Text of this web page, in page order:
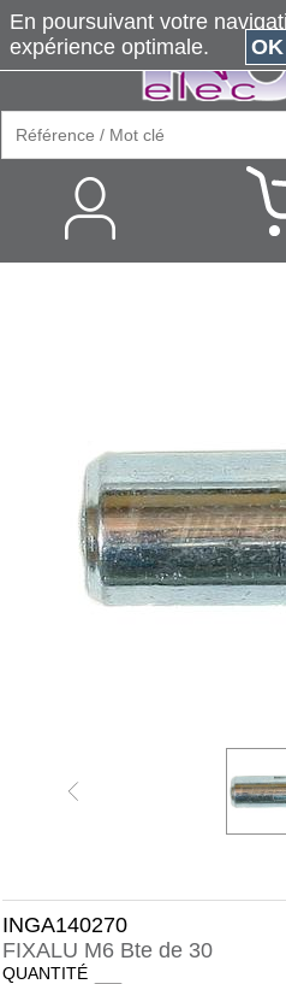
INGA140270
FIXALU M6 Bte de 30
QUANTITÉ
En poursuivant votre
expérience optimale.
OK